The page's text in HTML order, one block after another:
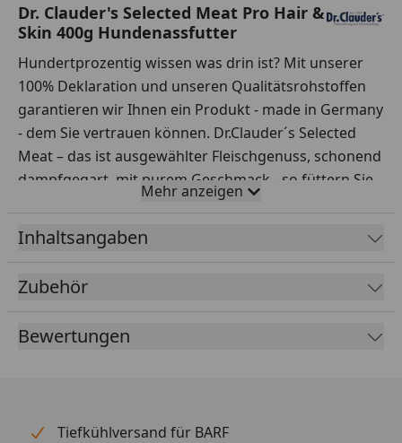
Dr. Clauder's Selected Meat Pro Hair &
Skin 400g Hundenassfutter
Hundertprozentig wissen was drin ist? Mit unserer
100% Deklaration und unseren Qualitätsrohstoffen
garantieren wir Ihnen ein Produkt - made in Germany
- dem Sie vertrauen können. Dr.Clauder´s Selected
Meat – das ist ausgewählter Fleischgenuss, schonend
dampfgegart, mit purem Geschmack - so füttern Sie
Ihren Hund artgerecht und richtig.
Fütterungsempfehlung
5kg / 400g
15kg / 800g
Mehr anzeigen
Inhaltsangaben
Zubehör
Bewertungen
Tiefkühlversand für BARF